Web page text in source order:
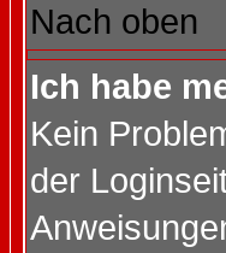
Nach oben
Ich habe
Kein
der